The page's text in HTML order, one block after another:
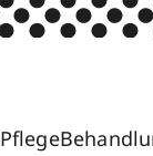
Pflege